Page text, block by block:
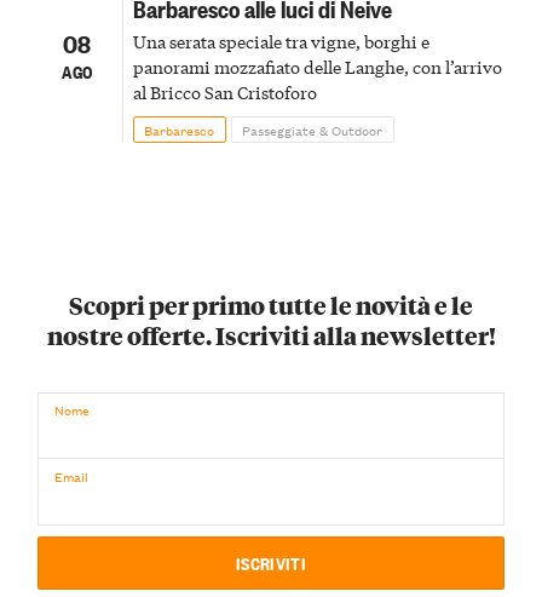
08
AGO
Barbaresco alle luci di Neive
Una serata speciale tra vigne, borghi e
panorami mozzafiato delle Langhe, con l’arrivo
al Bricco San Cristoforo
Barbaresco Passeggiate & Outdoor
Scopri per primo tutte le novità e le
nostre offerte. Iscriviti alla newsletter!
Nome
Email